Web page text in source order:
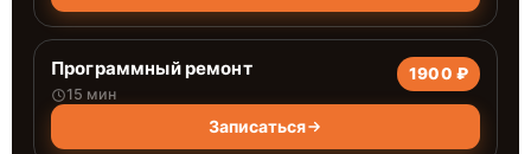
Программный ремонт
15 мин
1900 ₽
Записаться